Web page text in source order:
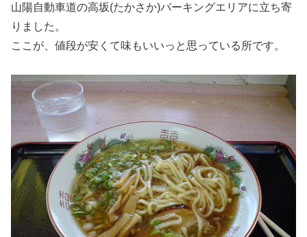
山陽自動車道の高坂(たかさか)パーキングエリアに立ち寄
りました。
ここが、値段が安くて味もいいっと思っている所です。